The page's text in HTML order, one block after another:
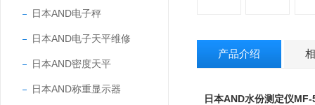
日本AND电子秤
日本AND电子天平维修
日本AND密度天平
日本AND称重显示器
产品介绍
日本AND水份测定仪MF-